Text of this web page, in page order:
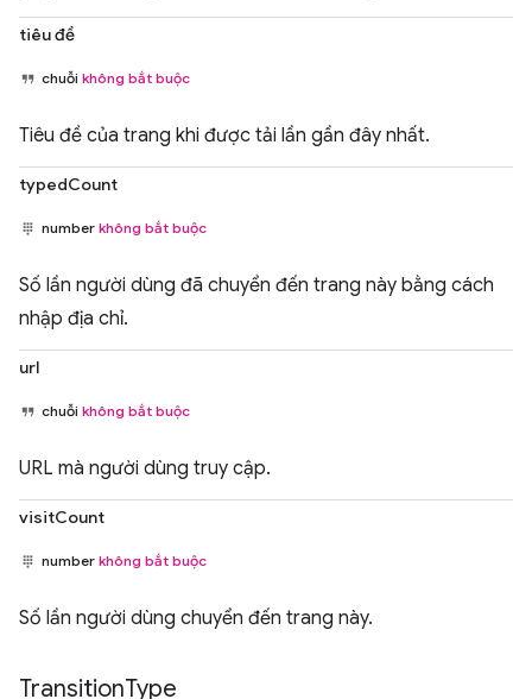
tiêu đề
chuỗi không bắt buộc
Tiêu đề của trang khi được tải lần gần đây nhất.
typedCount
number không bắt buộc
Số lần người dùng đã chuyển đến trang này bằng cách
nhập địa chỉ.
url
chuỗi không bắt buộc
URL mà người dùng truy cập.
visitCount
number không bắt buộc
Số lần người dùng chuyển đến trang này.
TransitionType